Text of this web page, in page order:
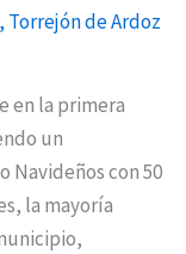
, Torrejón de Ardoz
en la primera
un
Navideños con 50
la mayoría